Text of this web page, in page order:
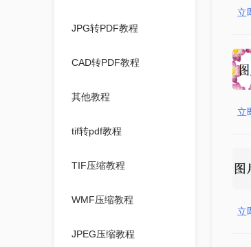
JPG转PDF教程
CAD转PDF教程
其他教程
tif转pdf教程
TIF压缩教程
WMF压缩教程
JPEG压缩教程
立
立
立